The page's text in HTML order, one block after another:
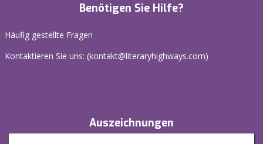
Benötigen Sie Hilfe?
Häufig gestellte Fragen
Kontaktieren Sie uns: (kontakt@literaryhighways.com)
Auszeichnungen